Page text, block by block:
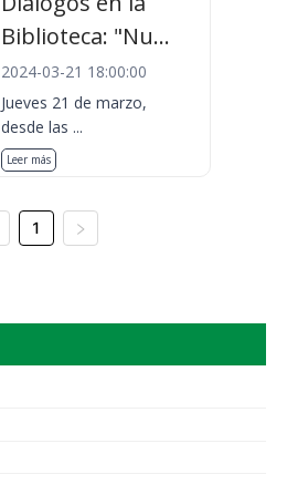
Biblioteca: "Nu...
2024-03-21 18:00:00
Jueves 21 de marzo,
desde las ...
Leer más
1